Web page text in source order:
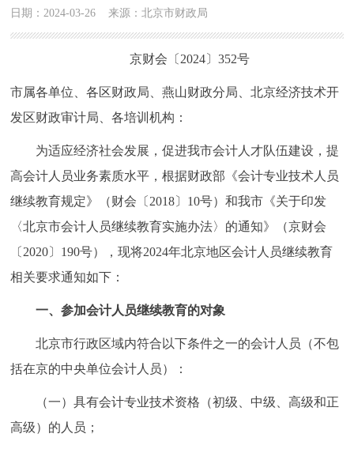
日期：2024-03-26 来源：北京市财政局
京财会 〔 2024〕 352号
市属各单位、各区财政局、燕山财政分局、北京经济技术开
发区财政审计局、各培训机构：
为适应经济社会发展，促进我市会计人才队伍建设，提
高会计人员业务素质水平，根据财政部《会计专业技术人员
继续教育规定》（财会〔2018〕10号）和我市《关于印发
〈北京市会计人员继续教育实施办法〉的通知》（京财会
〔2020〕190号），现将2024年北京地区会计人员继续教育
相关要求通知如下：
一、参加会计人员继续教育的对象
北京市行政区域内符合以下条件之一的会计人员（不包
括在京的中央单位会计人员）：
（一）具有会计专业技术资格（初级、中级、高级和正
高级）的人员；